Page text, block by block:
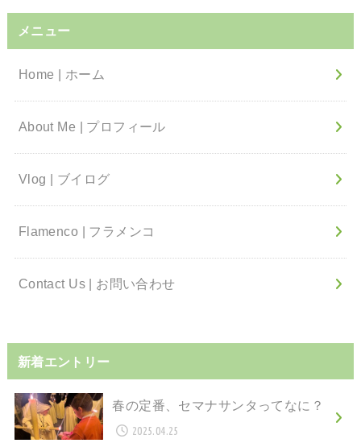
メニュー
Home | ホーム
About Me | プロフィール
Vlog | ブイログ
Flamenco | フラメンコ
Contact Us | お問い合わせ
新着エントリー
春の定番、セマナサンタってなに？
2025.04.25